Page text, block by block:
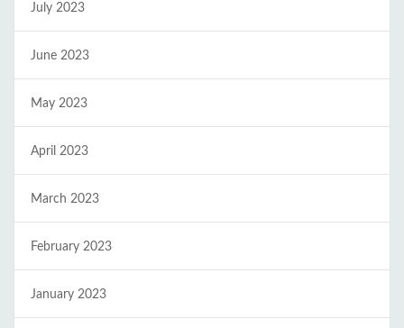
July 2023
June 2023
May 2023
April 2023
March 2023
February 2023
January 2023